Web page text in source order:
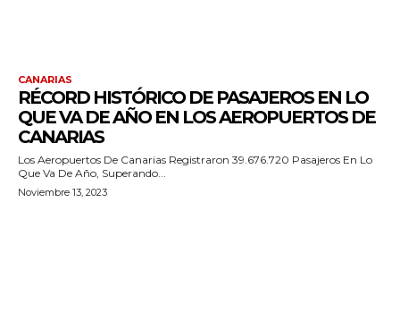
CANARIAS
RÉCORD HISTÓRICO DE PASAJEROS EN LO
QUE VA DE AÑO EN LOS AEROPUERTOS DE
CANARIAS
Los Aeropuertos De Canarias Registraron 39.676.720 Pasajeros En Lo
Que Va De Año, Superando...
Noviembre 13, 2023